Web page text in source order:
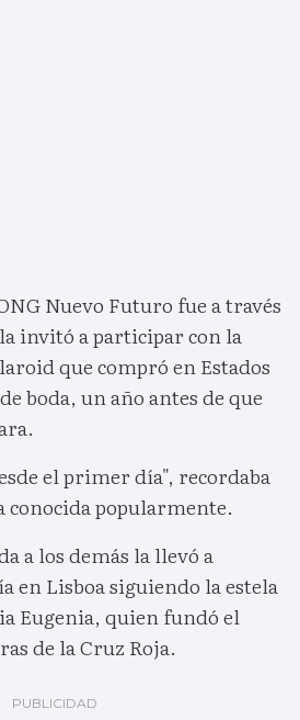
Nuevo Futuro fue a través
invitó a participar con la
que compró en Estados
boda, un año antes de que
el primer día", recordaba
conocida popularmente.
a los demás la llevó a
en Lisboa siguiendo la estela
Eugenia, quien fundó el
de la Cruz Roja.